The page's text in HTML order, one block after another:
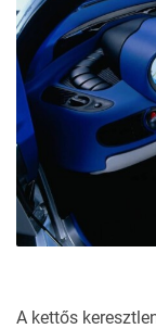
A kettős